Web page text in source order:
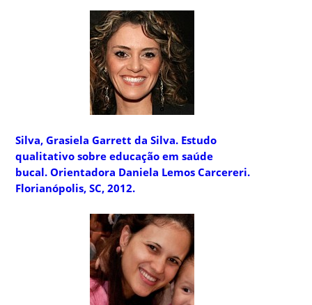
Silva, Grasiela Garrett da Silva. Estudo
qualitativo sobre educação em saúde
bucal. Orientadora Daniela Lemos Carcereri.
Florianópolis, SC, 2012.